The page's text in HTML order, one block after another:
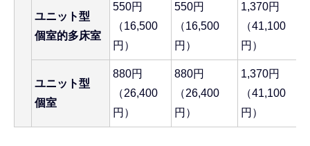
ユニット型
個室的多床室
550円
（16,500
円）
550円
（16,500
円）
1,370円
（41,100
円）
ユニット型
個室
880円
（26,400
円）
880円
（26,400
円）
1,370円
（41,100
円）